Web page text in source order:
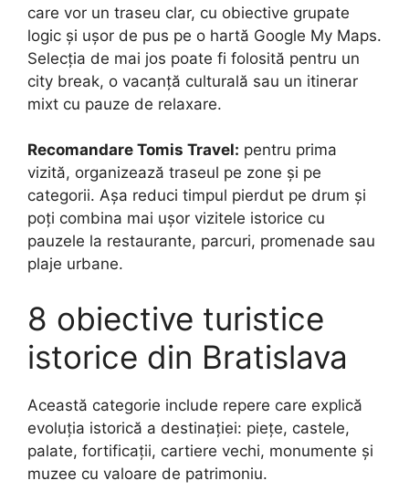
care vor un traseu clar, cu obiective grupate
logic și ușor de pus pe o hartă Google My Maps.
Selecția de mai jos poate fi folosită pentru un
city break, o vacanță culturală sau un itinerar
mixt cu pauze de relaxare.
Recomandare Tomis Travel: pentru prima
vizită, organizează traseul pe zone și pe
categorii. Așa reduci timpul pierdut pe drum și
poți combina mai ușor vizitele istorice cu
pauzele la restaurante, parcuri, promenade sau
plaje urbane.
8 obiective turistice
istorice din Bratislava
Această categorie include repere care explică
evoluția istorică a destinației: piețe, castele,
palate, fortificații, cartiere vechi, monumente și
muzee cu valoare de patrimoniu.